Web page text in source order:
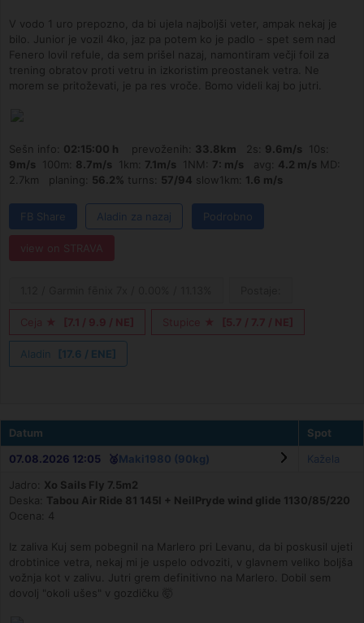
V vodo 1 uro prepozno, da bi ujela najboljši veter, ampak nekaj je
bilo. Junior je vozil 4ko, jaz pa potem ko je padlo - spet sem nad
Fenero lovil refule, da sem prišel nazaj, namontiram večji foil za
trening obratov proti vetru in izkoristim preostanek vetra. Ne
morem se pritoževati, je pa res vroče. Bomo videli kaj bo jutri.
Sešn info: 02:15:00 h prevoženih: 33.8km 2s: 9.6m/s 10s:
9m/s 100m: 8.7m/s 1km: 7.1m/s 1NM: 7: m/s avg: 4.2 m/s MD:
2.7km planing: 56.2% turns: 57/94 slow1km: 1.6 m/s
FB Share Aladin za nazaj Podrobno
view on STRAVA
Ceja ★ [7.1 / 9.9 / NE] Stupice ★ [5.7 / 7.7 / NE]
Aladin [17.6 / ENE]
Datum
Spot
07.08.2026 12:05 🥈Maki1980 (90kg)
Kažela
Jadro: Xo Sails Fly 7.5m2
Deska: Tabou Air Ride 81 145l + NeilPryde wind glide 1130/85/220
Ocena: 4
Iz zaliva Kuj sem pobegnil na Marlero pri Levanu, da bi poskusil ujeti
drobtinice vetra, nekaj mi je uspelo odvoziti, v glavnem veliko boljša
vožnja kot v zalivu. Jutri grem definitivno na Marlero. Dobil sem
dovolj "okoli ušes" v gozdičku 🤯